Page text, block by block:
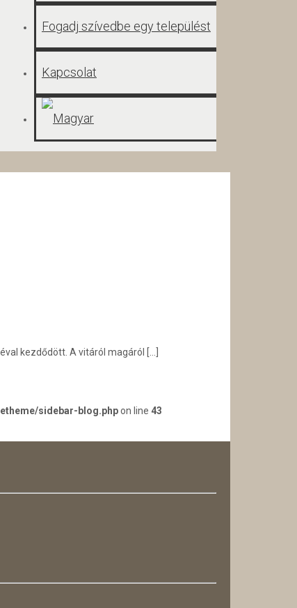
Fogadj szívedbe egy települést
Kapcsolat
kezdődött. A vitáról magáról […]
sidebar-blog.phpon line 43